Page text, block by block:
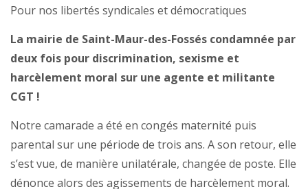
Pour nos libertés syndicales et démocratiques
La mairie de Saint-Maur-des-Fossés condamnée par
deux fois pour discrimination, sexisme et
harcèlement moral sur une agente et militante
CGT !
Notre camarade a été en congés maternité puis
parental sur une période de trois ans. A son retour, elle
s’est vue, de manière unilatérale, changée de poste. Elle
dénonce alors des agissements de harcèlement moral.